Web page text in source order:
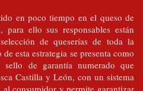
en poco tiempo en el queso de
ello sus responsables están
de queserías de toda la
esta estrategia se presenta como
sello de garantía numerado que
Castilla y León, con un sistema
consumidor y permite garantizar